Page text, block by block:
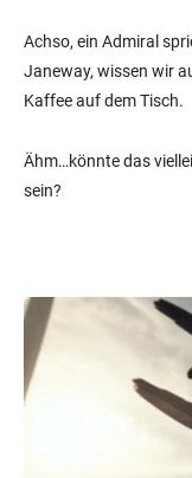
Achso, ein Admiral
Janeway, wissen wir
Kaffee auf dem Tisch.
Ähm…könnte das
sein?